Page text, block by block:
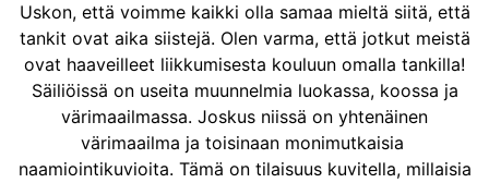
Uskon, että voimme kaikki olla samaa mieltä siitä, että
tankit ovat aika siistejä. Olen varma, että jotkut meistä
ovat haaveilleet liikkumisesta kouluun omalla tankilla!
Säiliöissä on useita muunnelmia luokassa, koossa ja
värimaailmassa. Joskus niissä on yhtenäinen
värimaailma ja toisinaan monimutkaisia ​​
naamiointikuvioita. Tämä on tilaisuus kuvitella, millaisia